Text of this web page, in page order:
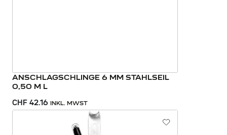
ANSCHLAGSCHLINGE 6 MM STAHLSEIL
0,50 M L
CHF 42.16 INKL. MWST